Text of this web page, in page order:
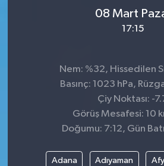
08 Mart
17:15
Nem: %32, Hissedilen
Basınç: 1023 hPa,
Çiy Noktası: -
Görüş Mesafesi: 10
Doğumu: 7:12, Gün
Adana Adıyaman